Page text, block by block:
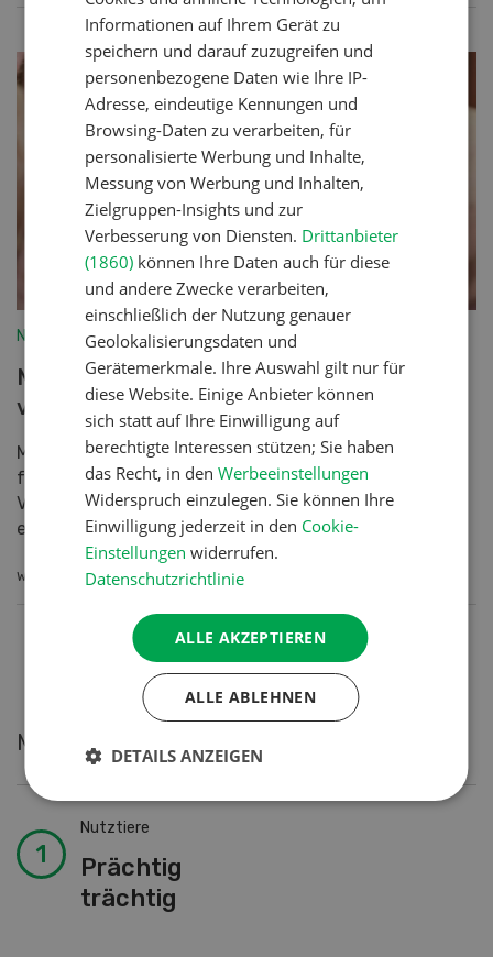
Nutztiere
Mineralstoffe – Schweine richtig
versorgen
Mineralstoffe sind wichtige Elemente für einen
funktionierenden Stoffwechsel. Für eine sichere
Versorgung spielt aber längst nicht nur die Menge der
einzel...
WEITERLESEN
Meistgelesene Artikel
Nutztiere
Prächtig
trächtig
Informationen auf Ihrem Gerät zu
speichern und darauf zuzugreifen und
personenbezogene Daten wie Ihre IP-
Adresse, eindeutige Kennungen und
Browsing-Daten zu verarbeiten, für
personalisierte Werbung und Inhalte,
Messung von Werbung und Inhalten,
Zielgruppen-Insights und zur
Verbesserung von Diensten. Drittanbieter
(1860) können Ihre Daten auch für diese
und andere Zwecke verarbeiten,
einschließlich der Nutzung genauer
Geolokalisierungsdaten und
Gerätemerkmale. Ihre Auswahl gilt nur für
diese Website. Einige Anbieter können
sich statt auf Ihre Einwilligung auf
berechtigte Interessen stützen; Sie haben
das Recht, in denWerbeeinstellungen
Widerspruch einzulegen. Sie können Ihre
Einwilligung jederzeit in den Cookie-
Einstellungen widerrufen.
Datenschutzrichtlinie
ALLE AKZEPTIEREN
ALLE ABLEHNEN
DETAILS ANZEIGEN